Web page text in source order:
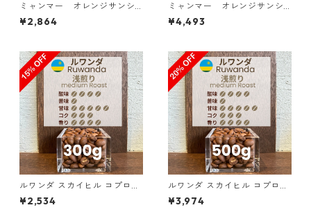
ミャンマー オレンジサンシ
ャイン G１ ウォッシュド・ア
ナエロビック 300g（100g単
¥2,864
ミャンマー オレンジサンシ
ャイン G１ ウォッシュド・ア
ナエロビック 500g（100g単
¥4,493
ルワンダ スカイヒル コプロカ
WS 300g（100g単価の15%O
FF）
¥2,534
ルワンダ スカイヒル コプロカ
WS 500g（100g単価の20%
OFF）
¥3,974